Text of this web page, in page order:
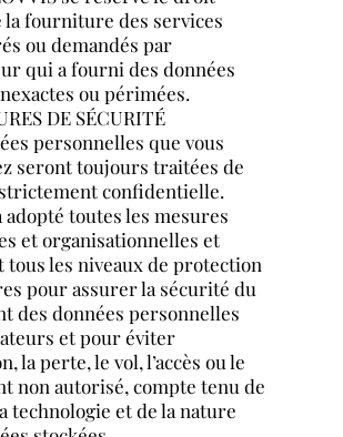
la fourniture des services
ou demandés par
qui a fourni des données
ou périmées.
DE SÉCURITÉ
personnelles que vous
seront toujours traitées de
confidentielle.
adopté toutes les mesures
et organisationnelles et
les niveaux de protection
pour assurer la sécurité du
des données personnelles
et pour éviter
la perte, le vol, l’accès ou le
non autorisé, compte tenu de
technologie et de la nature